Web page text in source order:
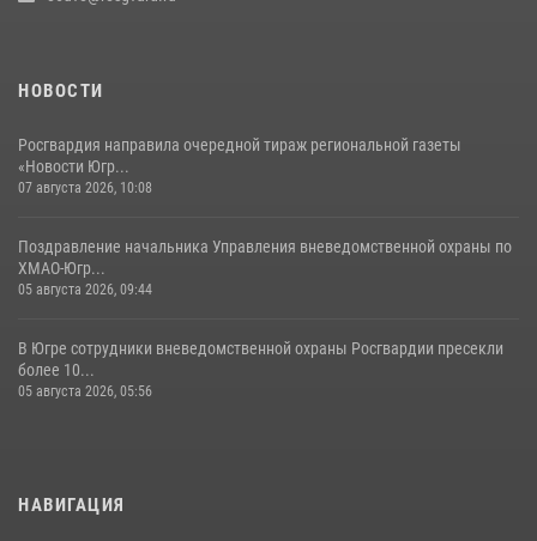
НОВОСТИ
Росгвардия направила очередной тираж региональной газеты
«Новости Югр...
07 августа 2026, 10:08
Поздравление начальника Управления вневедомственной охраны по
ХМАО-Югр...
05 августа 2026, 09:44
В Югре сотрудники вневедомственной охраны Росгвардии пресекли
более 10...
05 августа 2026, 05:56
НАВИГАЦИЯ